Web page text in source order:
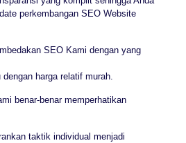
perkembangan SEO Website
SEO Kami dengan yang
harga relatif murah.
benar-benar memperhatikan
taktik individual menjadi